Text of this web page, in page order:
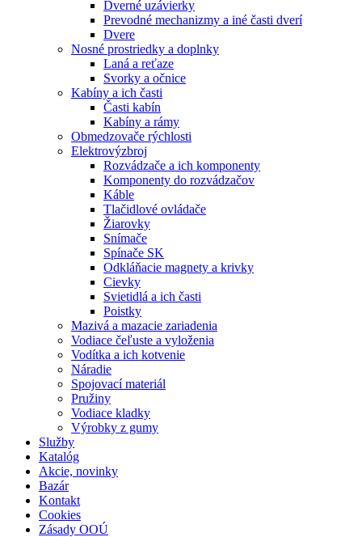
Dverné uzávierky
Prevodné mechanizmy a iné časti dverí
Dvere
Nosné prostriedky a doplnky
Laná a reťaze
Svorky a očnice
Kabíny a ich časti
Časti kabín
Kabíny a rámy
Obmedzovače rýchlosti
Elektrovýzbroj
Rozvádzače a ich komponenty
Komponenty do rozvádzačov
Káble
Tlačidlové ovládače
Žiarovky
Snímače
Spínače SK
Odkláňacie magnety a krivky
Cievky
Svietidlá a ich časti
Poistky
Mazivá a mazacie zariadenia
Vodiace čeľuste a vyloženia
Vodítka a ich kotvenie
Náradie
Spojovací materiál
Pružiny
Vodiace kladky
Výrobky z gumy
Služby
Katalóg
Akcie, novinky
Bazár
Kontakt
Cookies
Zásady OOÚ